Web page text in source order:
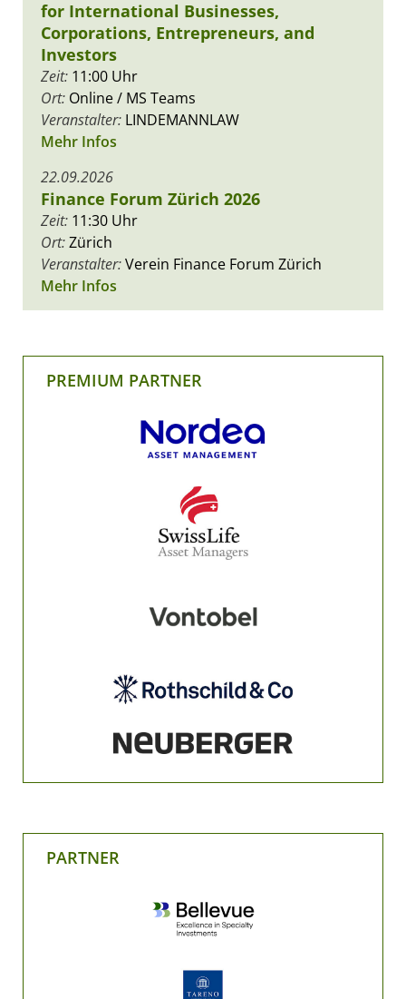
for International Businesses,
Corporations, Entrepreneurs, and
Investors
Zeit: 11:00 Uhr
Ort: Online / MS Teams
Veranstalter: LINDEMANNLAW
Mehr Infos
22.09.2026
Finance Forum Zürich 2026
Zeit: 11:30 Uhr
Ort:Zürich
Veranstalter:Verein Finance Forum Zürich
Mehr Infos
PREMIUM PARTNER
PARTNER